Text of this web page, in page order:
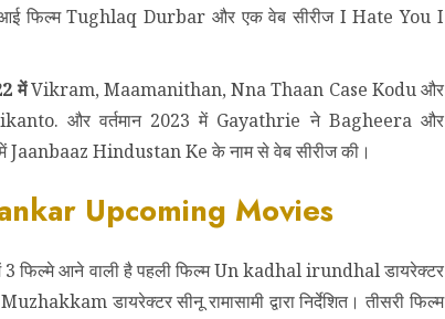
फिल्म Tughlaq Durbar और एक वेब सीरीज I Hate You I
मेंVikram, Maamanithan, Nna Thaan Case Kodu और
और वर्तमान 2023 में Gayathrie ने Bagheera और
Jaanbaaz Hindustan Ke के नाम से वेब सीरीज की।
Upcoming Movies
फिल्मे आने वाली है पहली फिल्म Un kadhal irundhal डायरेक्टर
डायरेक्टर सीनू रामासामी द्वारा निर्देशित। तीसरी फिल्म